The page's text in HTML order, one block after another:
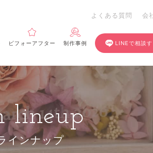
よくある質問 会
ビフォーアフター 制作事例 LINEで相談
lineup
インナップ